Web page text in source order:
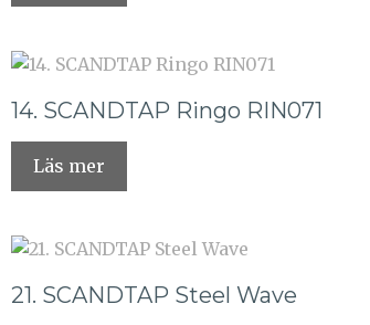
14. SCANDTAP Ringo RIN071
Läs mer
21. SCANDTAP Steel Wave